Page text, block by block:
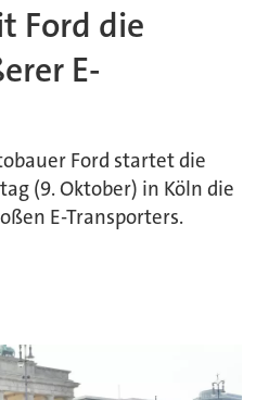
Ford die
E-
Ford startet die
(9. Oktober) in Köln die
E-Transporters.